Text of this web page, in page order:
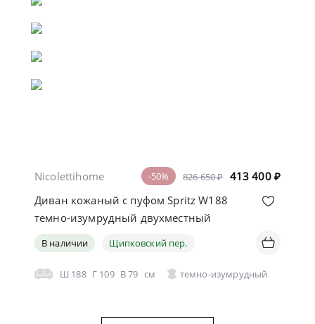
826 650 ₽ 413 400 ₽
-50%
Nicolettihome
Диван кожаный с пуфом Spritz W188
темно-изумрудный двухместный
В наличии Щипковский пер.
Ш 188 Г 109 В79 см темно-изумрудный